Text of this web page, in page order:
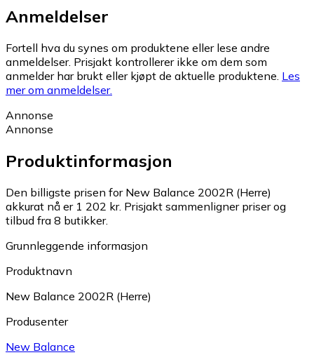
Anmeldelser
Fortell hva du synes om produktene eller lese andre
anmeldelser. Prisjakt kontrollerer ikke om dem som
anmelder har brukt eller kjøpt de aktuelle produktene. Les
mer om anmeldelser.
Annonse
Annonse
Produktinformasjon
Den billigste prisen for New Balance 2002R (Herre)
akkurat nå er 1 202 kr. Prisjakt sammenligner priser og
tilbud fra 8 butikker.
Grunnleggende informasjon
Produktnavn
New Balance 2002R (Herre)
Produsenter
New Balance